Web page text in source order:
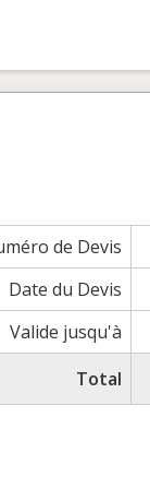
de Devis
Date du Devis
Valide jusqu'à
Total